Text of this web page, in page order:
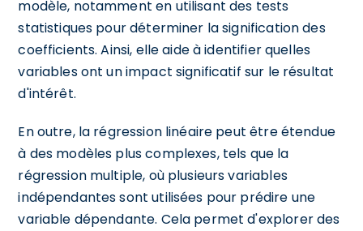
modèle, notamment en utilisant des tests
statistiques pour déterminer la signification des
coefficients. Ainsi, elle aide à identifier quelles
variables ont un impact significatif sur le résultat
d'intérêt.
En outre, la régression linéaire peut être étendue
à des modèles plus complexes, tels que la
régression multiple, où plusieurs variables
indépendantes sont utilisées pour prédire une
variable dépendante. Cela permet d'explorer des